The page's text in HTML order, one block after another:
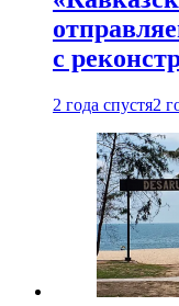
с
2 года спустя2